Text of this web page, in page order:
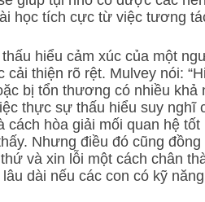
học tích cực từ việc tương
hiểu cảm xúc của một
cải thiện rõ rệt. Mulvey nói:
bị tổn thương có nhiều
thực sự thấu hiểu suy
cách hòa giải mối quan hệ
Nhưng điều đó cũng
và xin lỗi một cách chân
dài nếu các con có kỹ